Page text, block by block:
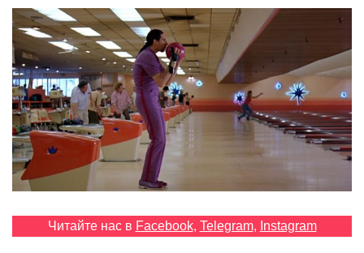
Читайте нас в Facebook, Telegram, Instagram